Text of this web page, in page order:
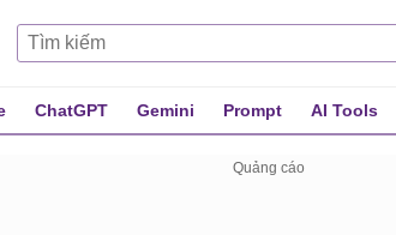
ChatGPT Gemini Prompt AI Tools